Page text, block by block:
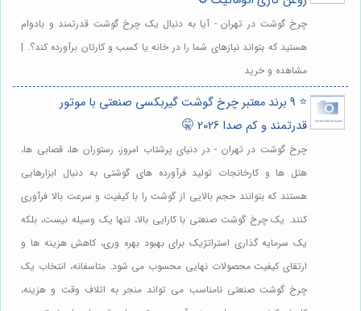
چرخ گوشت در تهران - آیا به دنبال یک چرخ گوشت قدرتمند و بادوام
هستید که بتواند نیازهای شما را در خانه یا کسب و کارتان برآورده کند؟. |
مشاهده و خرید
⭐️ 9 برند معتبر چرخ گوشت گیربکسی صنعتی با موتور
قدرتمند و کم صدا 2026 🤫
چرخ گوشت در تهران - در دنیای پرشتاب امروز، رستوران ها، قصابی ها،
هتل ها و کارخانجات تولید فرآورده های گوشتی به دنبال ابزارهایی
هستند که بتوانند حجم بالایی از گوشت را با کیفیت و سرعت بالا فرآوری
کنند. یک چرخ گوشت صنعتی با کارایی بالا، تنها یک وسیله نیست، بلکه
یک سرمایه گذاری استراتژیک برای بهبود بهره وری، کاهش هزینه ها و
ارتقای کیفیت محصولات نهایی محسوب می شود. متاسفانه، انتخاب یک
چرخ گوشت صنعتی نامناسب می تواند منجر به اتلاف وقت و هزینه،